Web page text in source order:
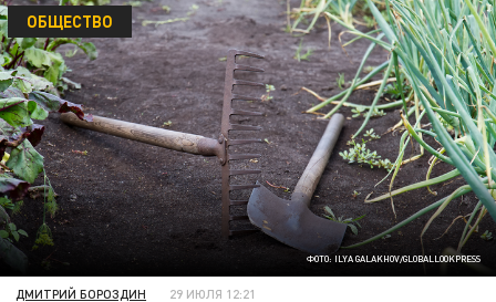
ФОТО: ILYA GALAKHOV/GLOBALLOOKPRESS
ОБЩЕСТВО
ДМИТРИЙ БОРОЗДИН 29 ИЮЛЯ 12:21